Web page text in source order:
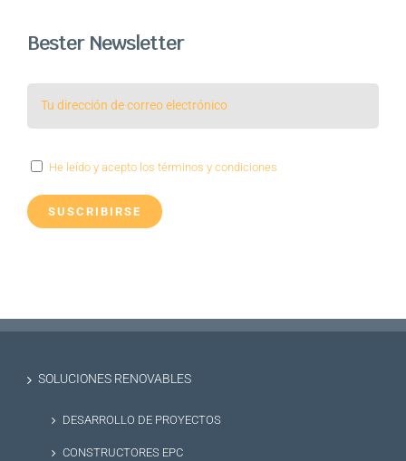
Bester Newsletter
He leído y acepto los términos y condiciones
SOLUCIONES RENOVABLES
DESARROLLO DE PROYECTOS
CONSTRUCTORES EPC